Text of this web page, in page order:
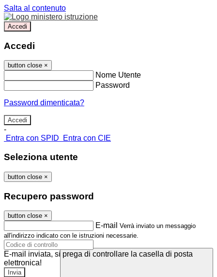
Salta al contenuto
Accedi
Accedi
button close ×
Nome Utente
Password
Password dimenticata?
-
Entra con SPID
Entra con CIE
Seleziona utente
button close ×
Recupero password
button close ×
E-mail Verrà inviato un messaggio
all'indirizzo indicato con le istruzioni necessarie.
E-mail inviata, si prega di controllare la casella di posta
elettronica!